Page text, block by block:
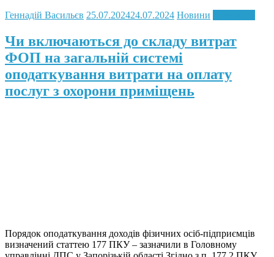
Геннадій Васильєв 25.07.202424.07.2024 Новини
Чи включаються до складу витрат
ФОП на загальній системі
оподаткування витрати на оплату
послуг з охорони приміщень
Порядок оподаткування доходів фізичних осіб-підприємців
визначений статтею 177 ПКУ – зазначили в Головному